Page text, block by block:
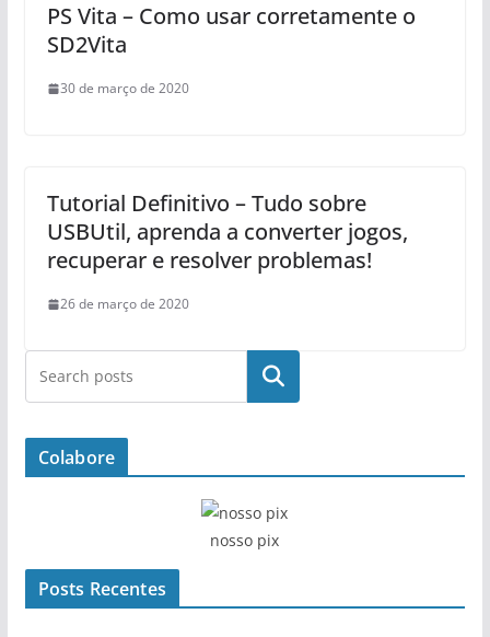
PS Vita – Como usar corretamente o
SD2Vita
30 de março de 2020
Tutorial Definitivo – Tudo sobre
USBUtil, aprenda a converter jogos,
recuperar e resolver problemas!
26 de março de 2020
Pesquisar
Colabore
nosso pix
Posts Recentes